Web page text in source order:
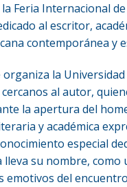
Feria Internacional
al escritor,
contemporánea y
organiza la
al autor,
la apertura del
y académica
especial
lleva su nombre,
emotivos del